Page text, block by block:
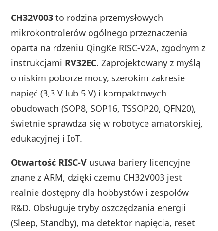
CH32V003 to rodzina przemysłowych
mikrokontrolerów ogólnego przeznaczenia
oparta na rdzeniu QingKe RISC-V2A, zgodnym z
instrukcjami RV32EC. Zaprojektowany z myślą
o niskim poborze mocy, szerokim zakresie
napięć (3,3 V lub 5 V) i kompaktowych
obudowach (SOP8, SOP16, TSSOP20, QFN20),
świetnie sprawdza się w robotyce amatorskiej,
edukacyjnej i IoT.
Otwartość RISC-V usuwa bariery licencyjne
znane z ARM, dzięki czemu CH32V003 jest
realnie dostępny dla hobbystów i zespołów
R&D. Obsługuje tryby oszczędzania energii
(Sleep, Standby), ma detektor napięcia, reset